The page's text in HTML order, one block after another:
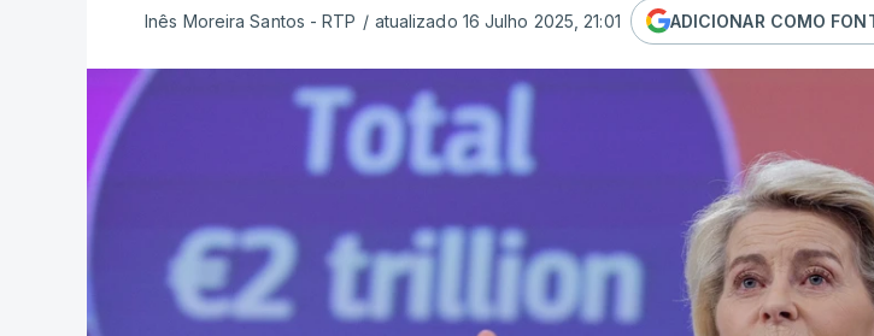
Inês Moreira Santos - RTP / atualizado 16 Julho 2025, 21:01 ADICIONAR COMO